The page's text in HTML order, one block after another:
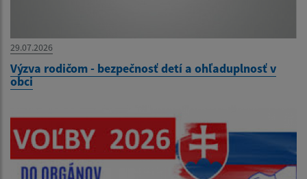
29.07.2026
Výzva rodičom - bezpečnosť detí a ohľaduplnosť v
obci